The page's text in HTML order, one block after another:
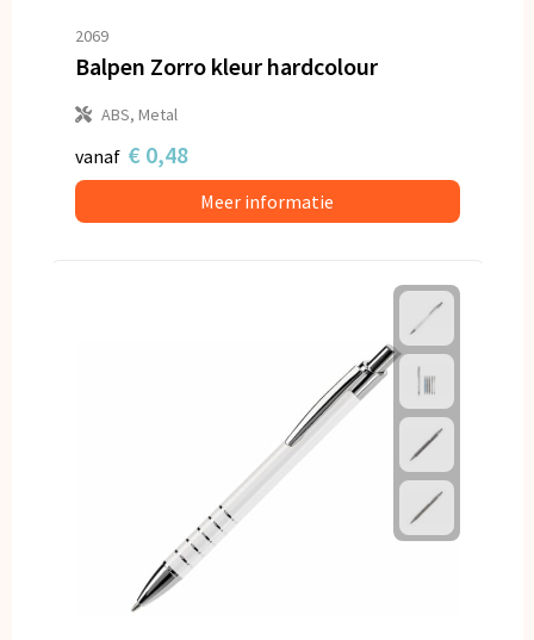
2069
Balpen Zorro kleur hardcolour
ABS, Metal
vanaf € 0,48
Meer informatie